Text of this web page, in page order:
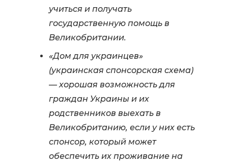
учиться и получать
государственную помощь в
Великобритании.
«Дом для украинцев»
(украинская спонсорская схема)
— хорошая возможность для
граждан Украины и их
родственников выехать в
Великобританию, если у них есть
спонсор, который может
обеспечить их проживание на